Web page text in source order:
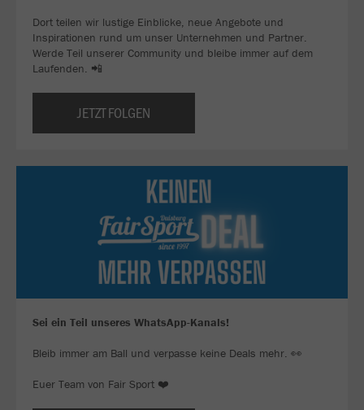
Dort teilen wir lustige Einblicke, neue Angebote und
Inspirationen rund um unser Unternehmen und Partner.
Werde Teil unserer Community und bleibe immer auf dem
Laufenden. 📲
JETZT FOLGEN
Sei ein Teil unseres WhatsApp-Kanals!
Bleib immer am Ball und verpasse keine Deals mehr. 👀
Euer Team von Fair Sport ❤️